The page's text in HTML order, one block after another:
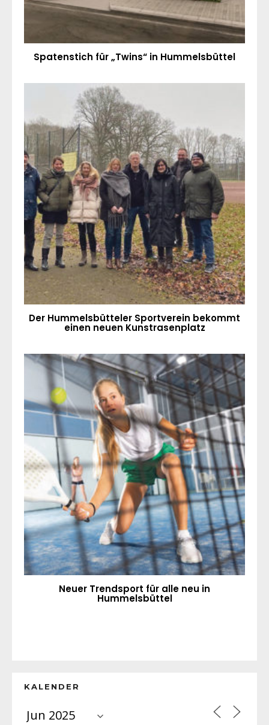
Spatenstich für „Twins“ in Hummelsbüttel
Der Hummelsbütteler Sportverein bekommt
einen neuen Kunstrasenplatz
Neuer Trendsport für alle neu in
Hummelsbüttel
KALENDER